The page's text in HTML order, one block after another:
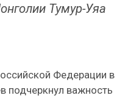
Тумур-Уяа
Федерации в
подчеркнул важность